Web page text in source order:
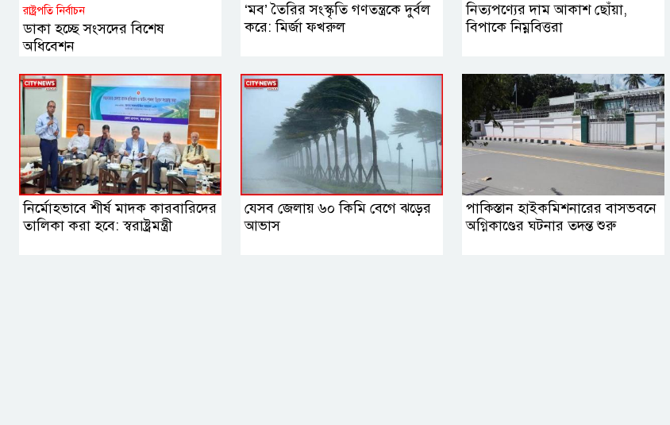
রাষ্ট্রপতি নির্বাচন
ডাকা হচ্ছে সংসদের বিশেষ
অধিবেশন
‘মব’ তৈরির সংস্কৃতি গণতন্ত্রকে দুর্বল
করে: মির্জা ফখরুল
নিত্যপণ্যের দাম আকাশ ছোঁয়া,
বিপাকে নিম্নবিত্তরা
নির্মোহভাবে শীর্ষ মাদক কারবারিদের
তালিকা করা হবে: স্বরাষ্ট্রমন্ত্রী
যেসব জেলায় ৬০ কিমি বেগে ঝড়ের
আভাস
পাকিস্তান হাইকমিশনারের বাসভবনে
অগ্নিকাণ্ডের ঘটনার তদন্ত শুরু